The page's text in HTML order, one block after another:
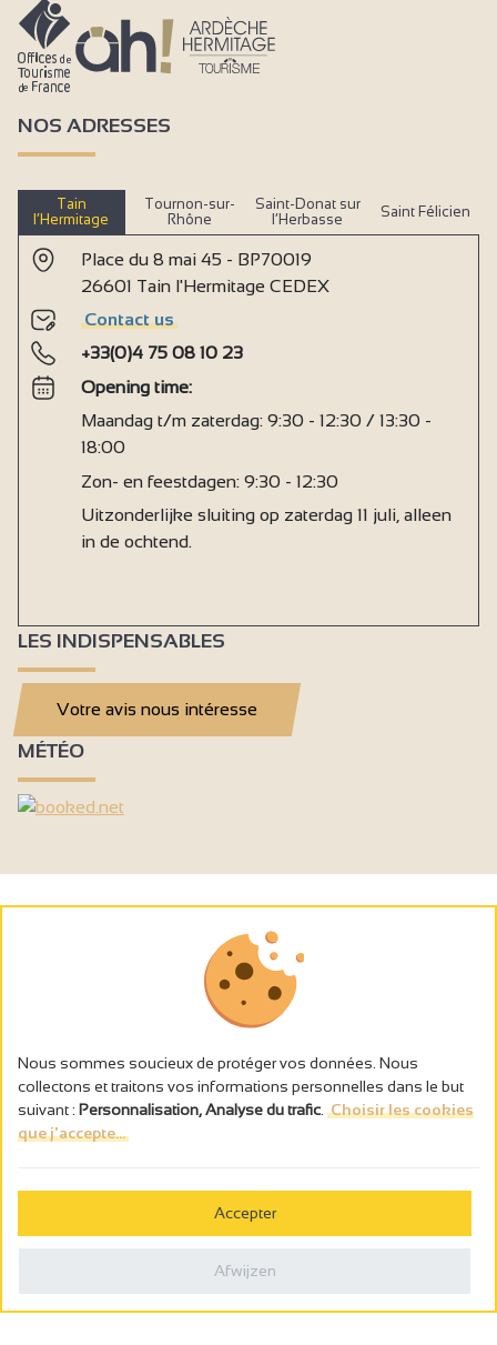
NOS ADRESSES
Tain
l’Hermitage
Tournon-sur-
Rhône
Saint-Donat sur
l’Herbasse
Saint Félicien
Place du 8 mai 45 - BP70019
26601 Tain l'Hermitage CEDEX
Contact us
+33(0)4 75 08 10 23
Opening time:
Maandag t/m zaterdag: 9:30 - 12:30 / 13:30 -
18:00
Zon- en feestdagen: 9:30 - 12:30
Uitzonderlijke sluiting op zaterdag 11 juli, alleen
in de ochtend.
LES INDISPENSABLES
Votre avis nous intéresse
MÉTÉO
L’abus d’alcool est dangereux pour la santé, à consommer avec
Politique de confidentialité
Nous sommes soucieux de protéger vos données. Nous
collectons et traitons vos informations personnelles dans le but
suivant : Personnalisation, Analyse du trafic Choisir les cookies
que j'accepte...
Accepter
Afwijzen